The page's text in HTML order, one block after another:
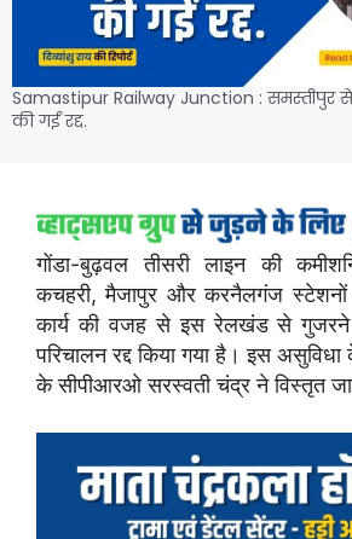
Samastipur Railway Junction : समस्तीपुर
की गईं रद्द.
गोंडा-बुढ़वल तीसरी लाइन की
कचहरी, मैजापुर और करनैलगंज स्टेशनों
कार्य की वजह से इस रेलखंड से गुजरने
परिचालन रद्द किया गया है। इस असुविधा
के सीपीआरओ सरस्वती चंद्र ने विस्तृत